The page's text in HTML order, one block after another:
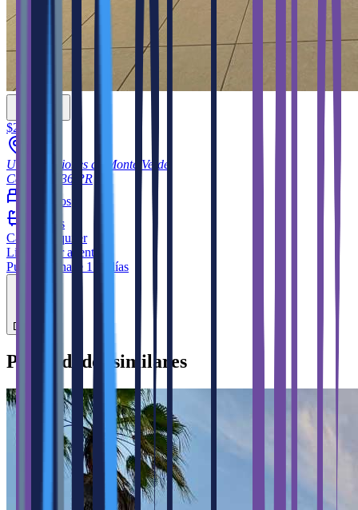
$2,500
Urb. Mansiones de Monte Verde
Cayey
00736
PR
cuartos
baños
Casa
en alquiler
Listado por agente
Publicado hace 153 días
Destacar
Propiedades similares